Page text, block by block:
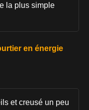
la plus simple
en énergie
et creusé un peu